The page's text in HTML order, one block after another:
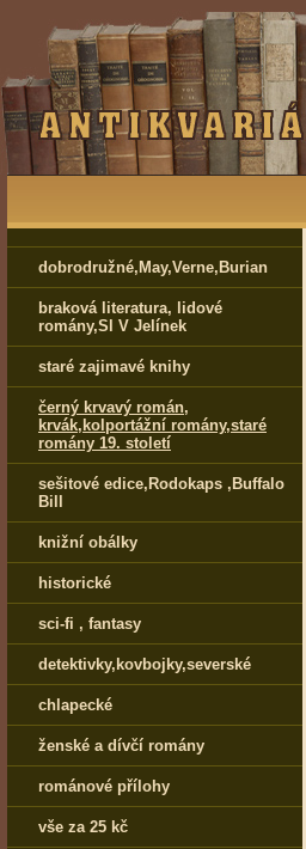
dobrodružné,May,Verne,Burian
braková literatura, lidové
romány,Sl V Jelínek
staré zajimavé knihy
černý krvavý román,
krvák,kolportážní romány,staré
romány 19. století
sešitové edice,Rodokaps ,Buffalo
Bill
knižní obálky
historické
sci-fi , fantasy
detektivky,kovbojky,severské
chlapecké
ženské a dívčí romány
románové přílohy
vše za 25 kč